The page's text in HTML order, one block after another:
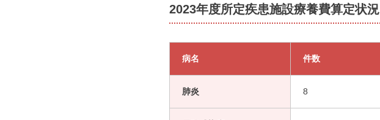
2023年度所定疾患施設療養費算定状況
病名 件数
肺炎 8